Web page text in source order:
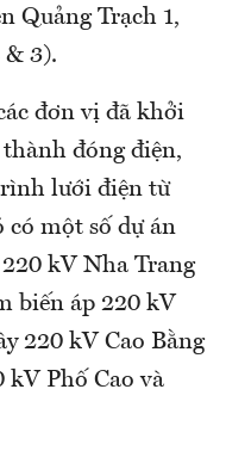
Quảng Trạch 1,
3).
đơn vị đã khởi
đóng điện,
lưới điện từ
có một số dự án
kV Nha Trang
biến áp 220 kV
220 kV Cao Bằng
kV Phố Cao và